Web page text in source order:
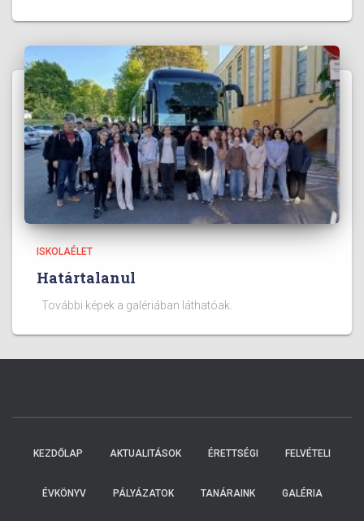
ISKOLAÉLET
Határtalanul
További képek a galériában láthatóak.
KEZDŐLAP AKTUALITÁSOK ÉRETTSÉGI FELVÉTELI
ÉVKÖNYV PÁLYÁZATOK TANÁRAINK GALÉRIA